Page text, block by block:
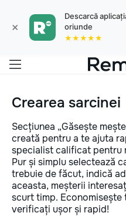
×
Descarcă
oriunde
★★★★★
Crearea sarcinei
Secțiunea „Găsește
creată pentru a te ajuta
specialist calificat pentru
Pur și simplu selectează
trebuie de făcut, indică
aceasta, meșterii
scurt timp.
verificați ușor și rapid!